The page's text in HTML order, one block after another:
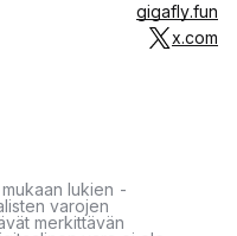
gigafly.fun
x.com
lukien -
varojen
merkittävän